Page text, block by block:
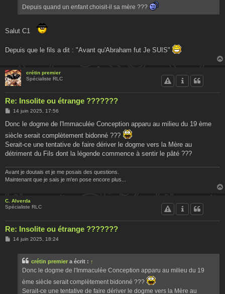
Depuis quand un enfant choisit-il sa mère ???
Salut C1
Depuis que le fils a dit : "Avant qu'Abraham fut Je SUIS"
crétin premier
Spécialiste RLC
Re: Insolite ou étrange ???????
M
s
a
e
14 juin 2025, 17:56
Donc le dogme de l'Immaculée Conception apparu au milieu du 19 ème
siècle serait complètement bidonné ???
Serait-ce une tentative de faire dériver le dogme vers la Mère au
détriment du Fils dont la légende commence à sentir le pâté ???
Avant je doutais et je me posais des questions.
Maintenant que je sais je m'en pose encore plus...
C. Alverda
Spécialiste RLC
Re: Insolite ou étrange ???????
M14 juin 2025, 18:24
crétin premier a écrit : ↑
Donc le dogme de l'Immaculée Conception apparu au milieu du 19
ème siècle serait complètement bidonné ???
Serait-ce une tentative de faire dériver le dogme vers la Mère au